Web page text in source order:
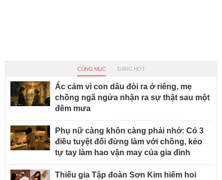
CÙNG MỤC ĐANG HOT
Ác cảm vì con dâu đòi ra ở riêng, mẹ
chồng ngã ngửa nhận ra sự thật sau một
đêm mưa
Phụ nữ càng khôn càng phải nhớ: Có 3
điều tuyệt đối đừng làm với chồng, kẻo
tự tay làm hao vận may của gia đình
Thiếu gia Tập đoàn Sơn Kim hiếm hoi